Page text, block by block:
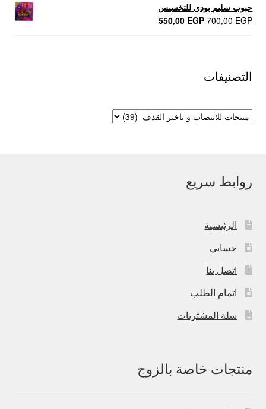
600,00 EGP.
520,00 EGP.
حبوب سليم بودي للتخسيس
700,00EGP
السعر550,00 EGP
السعر
التصنيفات
روابط سريع
الرئيسية
حسابي
اتصل بنا
اتمام الطلب
سلة المشتريات
منتجات خاصة بالزوج